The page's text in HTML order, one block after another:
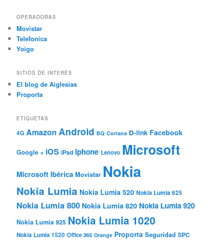
OPERADORAS
Movistar
Telefonica
Yoigo
SITIOS DE INTERÉS
El blog de Aiglesias
Proporta
ETIQUETAS
4G Amazon Android BQ Cortana D-link Facebook
Google + iOS iPad Iphone Lenovo Microsoft
Microsoft Ibérica Movistar Nokia
Nokia Lumia Nokia Lumia 520 Nokia Lumia 625
Nokia Lumia 800 Nokia Lumia 820 Nokia Lumia 920
Nokia Lumia 925 Nokia Lumia 1020
Nokia Lumia 1520 Office 365 Orange Proporta Seguridad SPC